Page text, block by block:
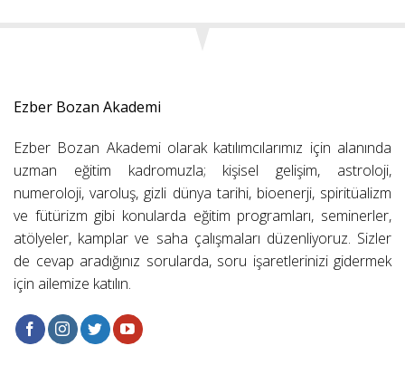
Ezber Bozan Akademi
Ezber Bozan Akademi olarak katılımcılarımız için alanında
uzman eğitim kadromuzla; kişisel gelişim, astroloji,
numeroloji, varoluş, gizli dünya tarihi, bioenerji, spiritüalizm
ve fütürizm gibi konularda eğitim programları, seminerler,
atölyeler, kamplar ve saha çalışmaları düzenliyoruz. Sizler
de cevap aradığınız sorularda, soru işaretlerinizi gidermek
için ailemize katılın.